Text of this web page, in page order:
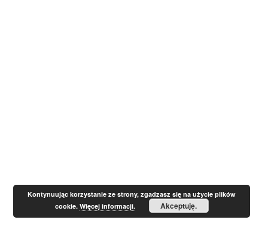
Kontynuując korzystanie ze strony, zgadzasz się na użycie plików
cookie. Więcej informacji. Akceptuję.